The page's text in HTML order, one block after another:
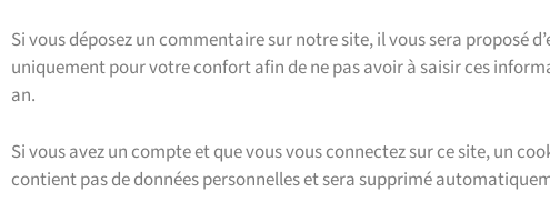
Si vous déposez un commentaire sur notre site, il vous sera proposé
uniquement pour votre confort afin de ne pas avoir à saisir ces
an.
Si vous avez un compte et que vous vous connectez sur ce site, un
contient pas de données personnelles et sera supprimé